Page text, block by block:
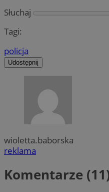
Słuchaj
Tagi:
policja
Udostępnij
wioletta.baborska
reklama
Komentarze